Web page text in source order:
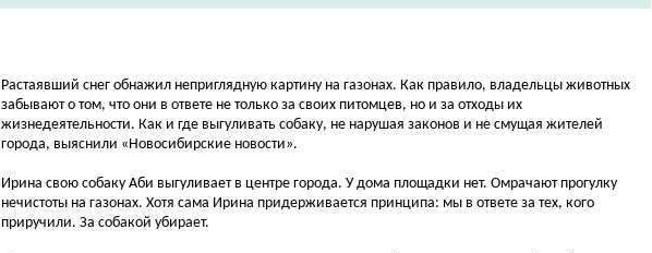
Растаявший снег обнажил неприглядную картину на газонах. Как правило, владельцы животных
забывают о том, что они в ответе не только за своих питомцев, но и за отходы их
жизнедеятельности. Как и где выгуливать собаку, не нарушая законов и не смущая жителей
города, выяснили «Новосибирские новости».
Ирина свою собаку Аби выгуливает в центре города. У дома площадки нет. Омрачают прогулку
нечистоты на газонах. Хотя сама Ирина придерживается принципа: мы в ответе за тех, кого
приручили. За собакой убирает.